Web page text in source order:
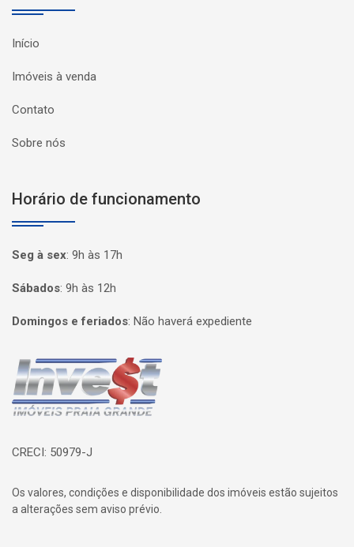
Início
Imóveis à venda
Contato
Sobre nós
Horário de funcionamento
Seg à sex: 9h às 17h
Sábados: 9h às 12h
Domingos e feriados: Não haverá expediente
Página inicial
CRECI: 50979-J
Os valores, condições e disponibilidade dos imóveis estão sujeitos
a alterações sem aviso prévio.